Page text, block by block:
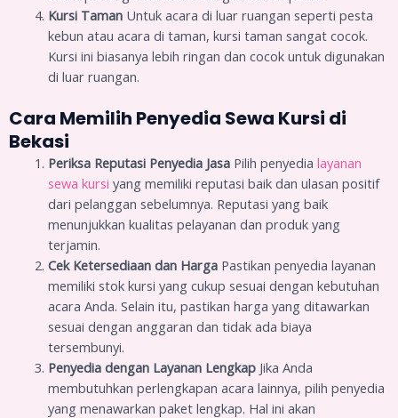
Kursi TamanUntuk acara di luar ruangan seperti pesta
kebun atau acara di taman, kursi taman sangat cocok.
Kursi ini biasanya lebih ringan dan cocok untuk digunakan
di luar ruangan.
Cara Memilih Penyedia Sewa Kursi di
Bekasi
Periksa Reputasi Penyedia JasaPilih penyedia layanan
sewa kursi yang memiliki reputasi baik dan ulasan positif
dari pelanggan sebelumnya. Reputasi yang baik
menunjukkan kualitas pelayanan dan produk yang
terjamin.
Cek Ketersediaan dan HargaPastikan penyedia layanan
memiliki stok kursi yang cukup sesuai dengan kebutuhan
acara Anda. Selain itu, pastikan harga yang ditawarkan
sesuai dengan anggaran dan tidak ada biaya
tersembunyi.
Penyedia dengan Layanan LengkapJika Anda
membutuhkan perlengkapan acara lainnya, pilih penyedia
yang menawarkan paket lengkap. Hal ini akan